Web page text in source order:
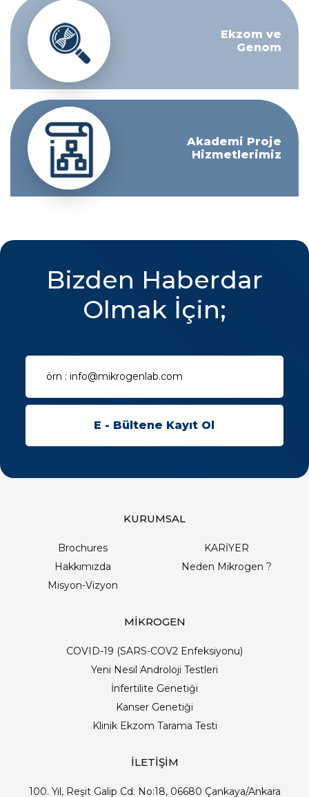
Ekzom ve
Genom
Akademi Proje
Hizmetlerimiz
Bizden Haberdar
Olmak İçin;
KURUMSAL
Brochures
KARİYER
Hakkımızda
Neden Mikrogen ?
Misyon-Vizyon
MİKROGEN
COVID-19 (SARS-COV2 Enfeksiyonu)
Yeni Nesil Androloji Testleri
İnfertilite Genetiği
Kanser Genetiği
Klinik Ekzom Tarama Testi
İLETİŞİM
100. Yıl, Reşit Galip Cd. No:18, 06680 Çankaya/Ankara